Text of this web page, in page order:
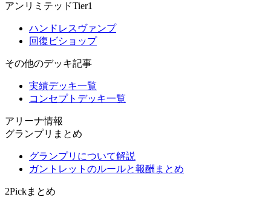
アンリミテッドTier1
ハンドレスヴァンプ
回復ビショップ
その他のデッキ記事
実績デッキ一覧
コンセプトデッキ一覧
アリーナ情報
グランプリまとめ
グランプリについて解説
ガントレットのルールと報酬まとめ
2Pickまとめ